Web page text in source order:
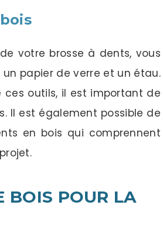
votre brosse à dents, vous
un papier de verre et un étau.
ces outils, il est important de
Il est également possible de
en bois qui comprennent
BOIS POUR LA